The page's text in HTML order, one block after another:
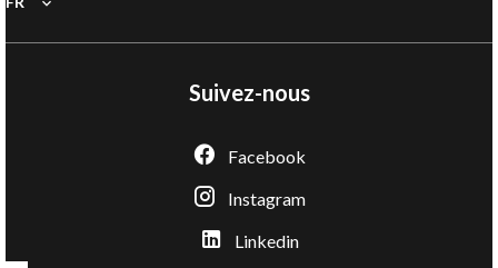
Suivez-nous
Facebook
Instagram
Linkedin